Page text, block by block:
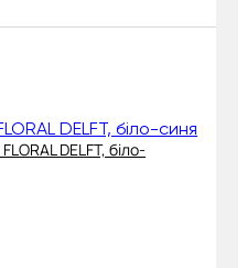
DELFT, біло-